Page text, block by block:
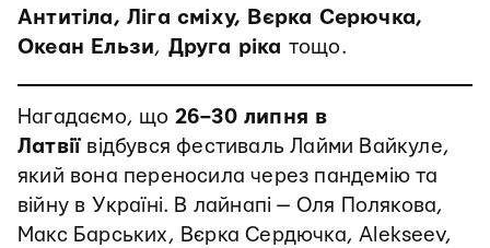
Антитіла, Ліга сміху, Вєрка Серючка,
Океан Ельзи, Друга ріка тощо.
Нагадаємо, що 26–30 липня в
Латвії відбувся фестиваль Лайми Вайкуле,
який вона переносила через пандемію та
війну в Україні. В лайнапі — Оля Полякова,
Макс Барських, Вєрка Сердючка, Alekseev,